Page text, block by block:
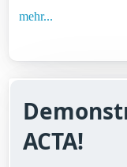
mehr...
ACTA!